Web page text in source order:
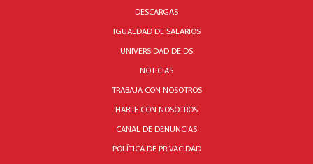
DESCARGAS
IGUALDAD DE SALARIOS
UNIVERSIDAD DE DS
NOTICIAS
TRABAJA CON NOSOTROS
HABLE CON NOSOTROS
CANAL DE DENUNCIAS
POLÍTICA DE PRIVACIDAD